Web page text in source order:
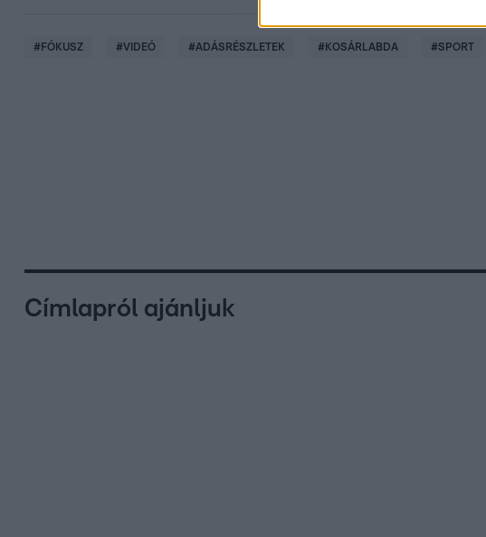
#FÓKUSZ #VIDEÓ #ADÁSRÉSZLETEK #KOSÁRLABDA #SPORT
Címlapról ajánljuk